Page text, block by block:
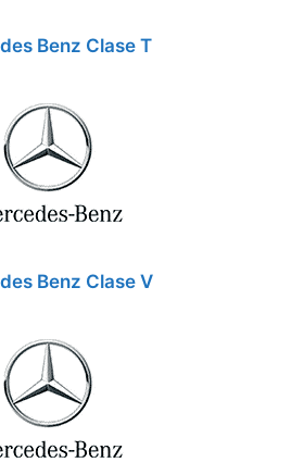
Benz Clase T
Benz Clase V